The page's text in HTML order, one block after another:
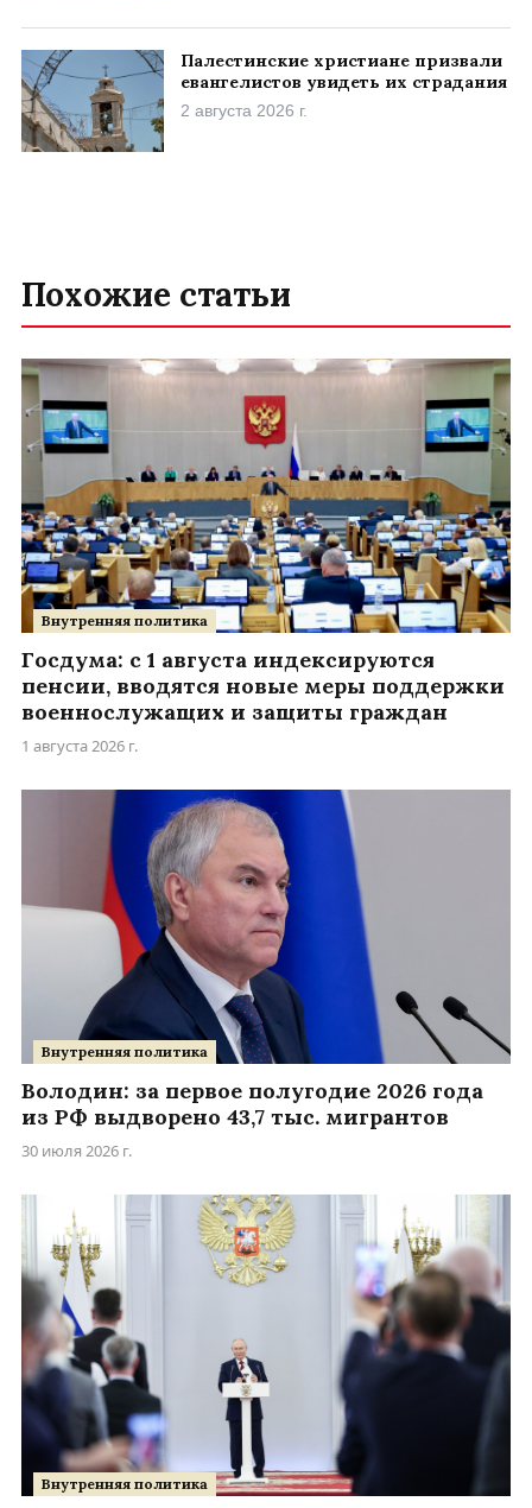
Палестинские христиане призвали
евангелистов увидеть их страдания
2 августа 2026 г.
Похожие статьи
Внутренняя политика
Госдума: с 1 августа индексируются
пенсии, вводятся новые меры поддержки
военнослужащих и защиты граждан
1 августа 2026 г.
Внутренняя политика
Володин: за первое полугодие 2026 года
из РФ выдворено 43,7 тыс. мигрантов
30 июля 2026 г.
Внутренняя политика